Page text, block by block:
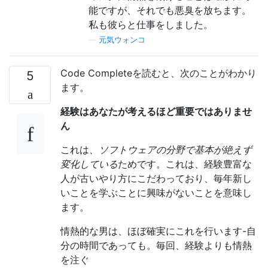
能ですが、それでも悪臭を放ちます。
私も彼らと仕事をしました。
元気ウォンコ
5
Code Completeを読むと、次のことがわかり
ます。
経験はあなたが考えるほど重要ではありませ
ん
これは、ソフトウェアの分野で基本が絶えず
変化しているためです。これは、経験豊富な
人が古いやり方にこだわっており、毎年新し
いことを学ぶことに興味がないことを意味し
ます。
情熱的な男は、ほぼ確実にこれを行います-自
分の時間であっても。毎回、経験よりも情熱
を注ぐ